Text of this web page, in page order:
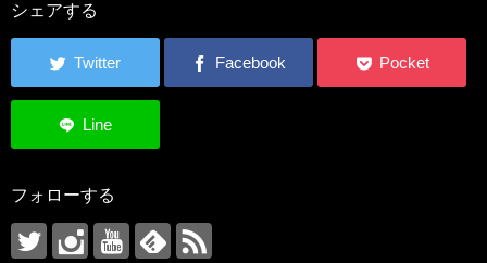
シェアする
フォローする